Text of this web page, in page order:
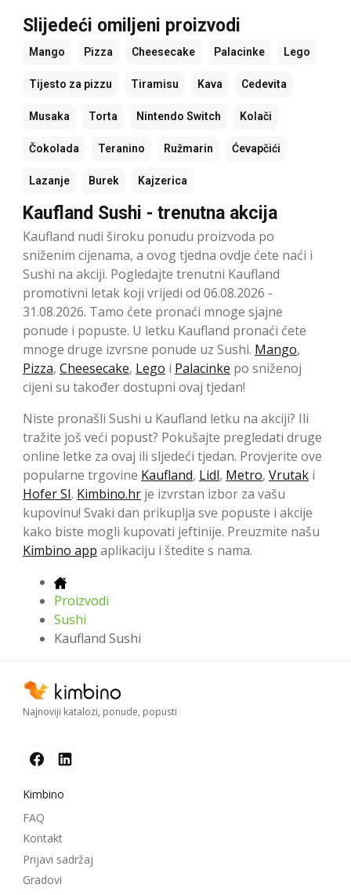
Slijedeći omiljeni proizvodi
Mango Pizza Cheesecake Palacinke Lego
Tijesto za pizzu Tiramisu Kava Cedevita
Musaka Torta Nintendo Switch Kolači
Čokolada Teranino Ružmarin Ćevapčići
Lazanje Burek Kajzerica
Kaufland Sushi - trenutna akcija
Kaufland nudi široku ponudu proizvoda po
sniženim cijenama, a ovog tjedna ovdje ćete naći i
Sushi na akciji. Pogledajte trenutni Kaufland
promotivni letak koji vrijedi od 06.08.2026 -
31.08.2026. Tamo ćete pronaći mnoge sjajne
ponude i popuste. U letku Kaufland pronaći ćete
mnoge druge izvrsne ponude uz Sushi. Mango,
Pizza, Cheesecake, Lego i Palacinke po sniženoj
cijeni su također dostupni ovaj tjedan!
Niste pronašli Sushi u Kaufland letku na akciji? Ili
tražite još veći popust? Pokušajte pregledati druge
online letke za ovaj ili sljedeći tjedan. Provjerite ove
popularne trgovine Kaufland, Lidl, Metro, Vrutak i
Hofer SI. Kimbino.hr je izvrstan izbor za vašu
kupovinu! Svaki dan prikuplja sve popuste i akcije
kako biste mogli kupovati jeftinije. Preuzmite našu
Kimbino app aplikaciju i štedite s nama.
Proizvodi
Sushi
Kaufland Sushi
Najnoviji katalozi, ponude, popusti
Kimbino
FAQ
Kontakt
Prijavi sadržaj
Gradovi